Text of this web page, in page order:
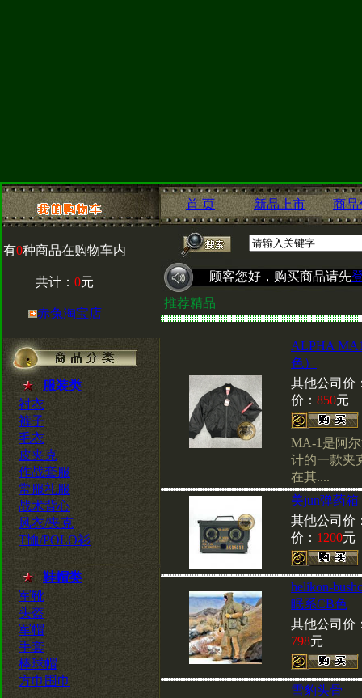
有0种商品在购物车内
共计： 0元
赤兔淘宝店
服装类
衬衣
裤子
毛衣
皮夹克
作战套服
常服礼服
战术背心
风衣/夹克
T恤/POLO衫
鞋帽类
军靴
头盔
军帽
手套
棒球帽
方巾围巾
首 页 新品上市 商品
顾客您好，购买商品请先
推荐精品
ALPHA
色）
其他公司价
价： 850元
MA-1是阿
计的一款夹
在其....
美jun弹药箱
其他公司价
价： 1200元
helikon-
眠系CB色
其他公司价
798元
雪豹头骨